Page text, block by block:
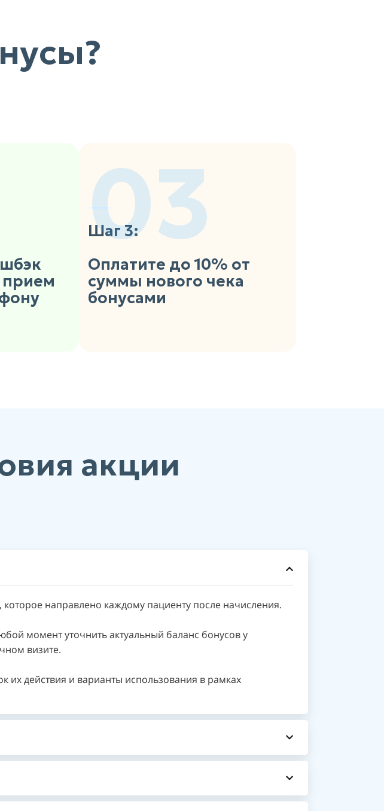
прием
03
Шаг 3:
Оплатите до 10% от
суммы нового чека
бонусами
акции
направлено каждому пациенту после начисления.
момент уточнить актуальный баланс бонусов у
визите.
их действия и варианты использования в рамках